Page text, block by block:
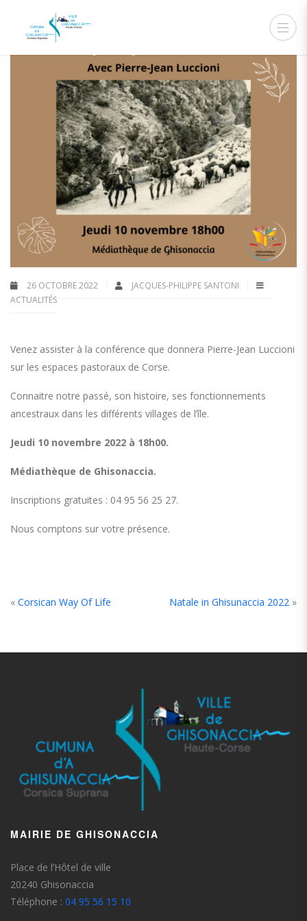
26 OCTOBRE 2022
JACQUES-PHILIPPE SANTONI
ACTUALITÉS
Venez assister à la conférence que donnera Pierre-Jean Luccioni
sur les espaces pastoraux de Corse.
Connaitre notre passé, son histoire, ses fonctionnements
ancestraux dans les différents villages de l’île.
Jeudi 10 novembre 2022 à 18h00.
Médiathèque de Ghisonaccia.
Inscriptions gratuites : 04 95 56 25 27.
Nous comptons sur votre présence.
« Corsican Way Of Life Natale in Ghisunaccia 2022 »
MAIRIE DE GHISONACCIA
Place de l’Hôtel de ville
20240 Ghisonaccia
Téléphone : 04 95 56 15 10